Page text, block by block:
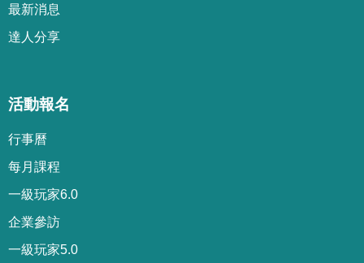
最新消息
達人分享
活動報名
行事曆
每月課程
一級玩家6.0
企業參訪
一級玩家5.0